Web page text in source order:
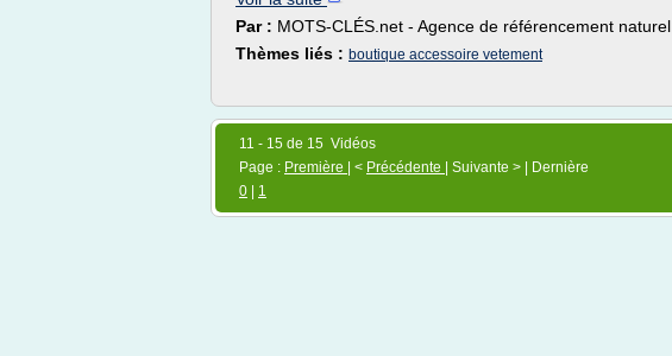
Par : MOTS-CLÉS.net - Agence de référencement naturel
Thèmes liés : boutique accessoire vetement
11 - 15 de 15 Vidéos
Page : Première | < Précédente
| Suivante > | Dernière
0
1